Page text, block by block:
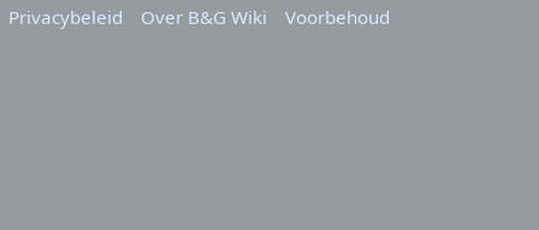
Privacybeleid
Over B&G Wiki Voorbehoud